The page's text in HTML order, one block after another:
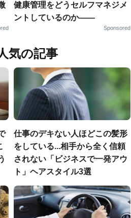
健康管理をどうセルフマネジメ
ントしているのか——
Sponsored
気の記事
仕事のデキない人ほどこの髪形
をしている...相手から全く信頼
されない「ビジネスで一発アウ
ト」ヘアスタイル3選